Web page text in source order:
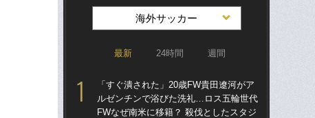
海外サッカー
最新 24時間 週間
「すぐ潰された」20歳FW貴田遼河がア
ルゼンチンで浴びた洗礼…ロス五輪世代
FWなぜ南米に移籍？ 殺伐としたスタジ